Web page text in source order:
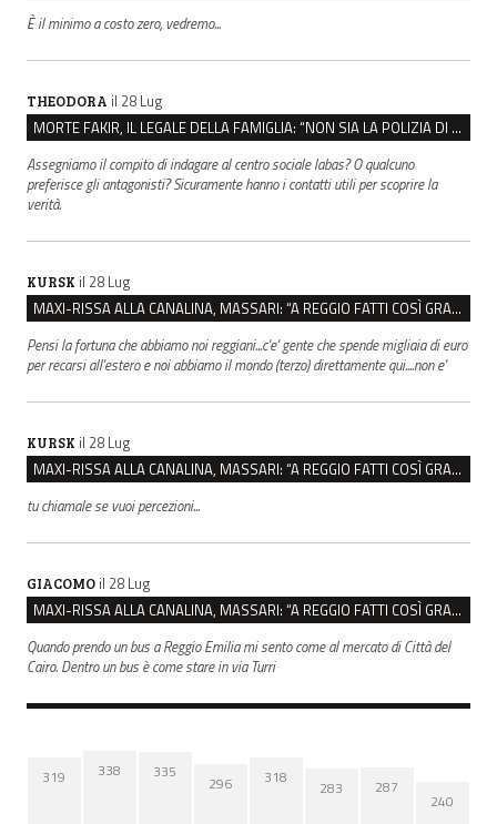
È il minimo a costo zero, vedremo...
THEODORA il 28 Lug
MORTE FAKIR, IL LEGALE DELLA FAMIGLIA: “NON SIA LA POLIZIA DI STATO A INDAGARE”
Assegniamo il compito di indagare al centro sociale labas? O qualcuno
preferisce gli antagonisti? Sicuramente hanno i contatti utili per scoprire la
verità.
KURSK il 28 Lug
MAXI-RISSA ALLA CANALINA, MASSARI: “A REGGIO FATTI COSÌ GRAVI NON DEVONO TROVARE SPAZIO”
Pensi la fortuna che abbiamo noi reggiani...c'e' gente che spende migliaia di euro
per recarsi all'estero e noi abbiamo il mondo (terzo) direttamente qui....non e'
KURSK il 28 Lug
MAXI-RISSA ALLA CANALINA, MASSARI: “A REGGIO FATTI COSÌ GRAVI NON DEVONO TROVARE SPAZIO”
tu chiamale se vuoi percezioni...
GIACOMO il 28 Lug
MAXI-RISSA ALLA CANALINA, MASSARI: “A REGGIO FATTI COSÌ GRAVI NON DEVONO TROVARE SPAZIO”
Quando prendo un bus a Reggio Emilia mi sento come al mercato di Città del
Cairo. Dentro un bus è come stare in via Turri
319 338 335
296 318
283 287
240